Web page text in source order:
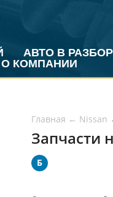
АВТО В РАЗБОР
О КОМПАНИИ
Главная ← Nissan
Запчасти
Б